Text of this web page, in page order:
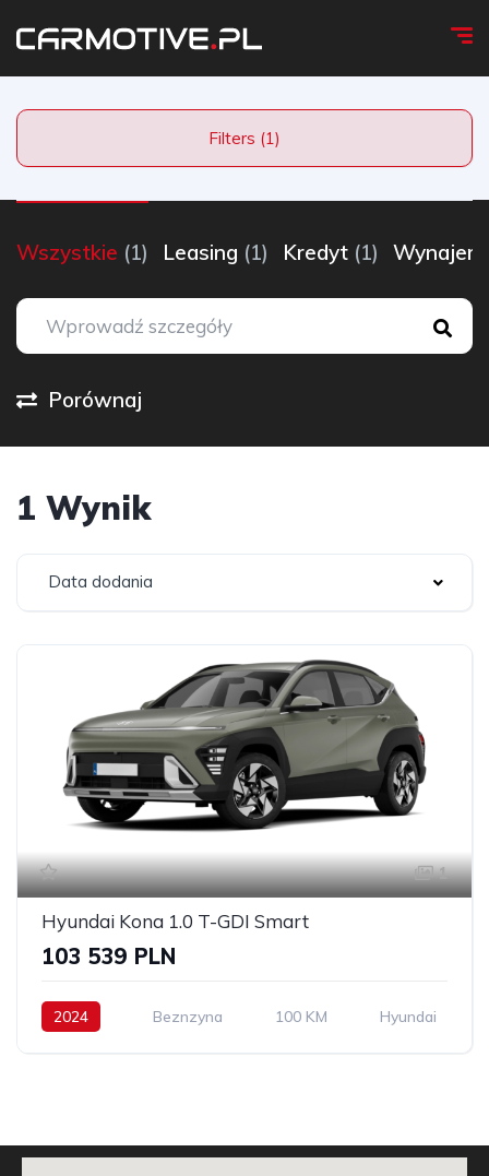
Filters (1)
Wszystkie (1) Leasing (1) Kredyt (1) Wynajem
Porównaj
1 Wynik
Data dodania
1
Hyundai Kona 1.0 T-GDI Smart
103 539 PLN
2024 Beznzyna 100 KM Hyundai